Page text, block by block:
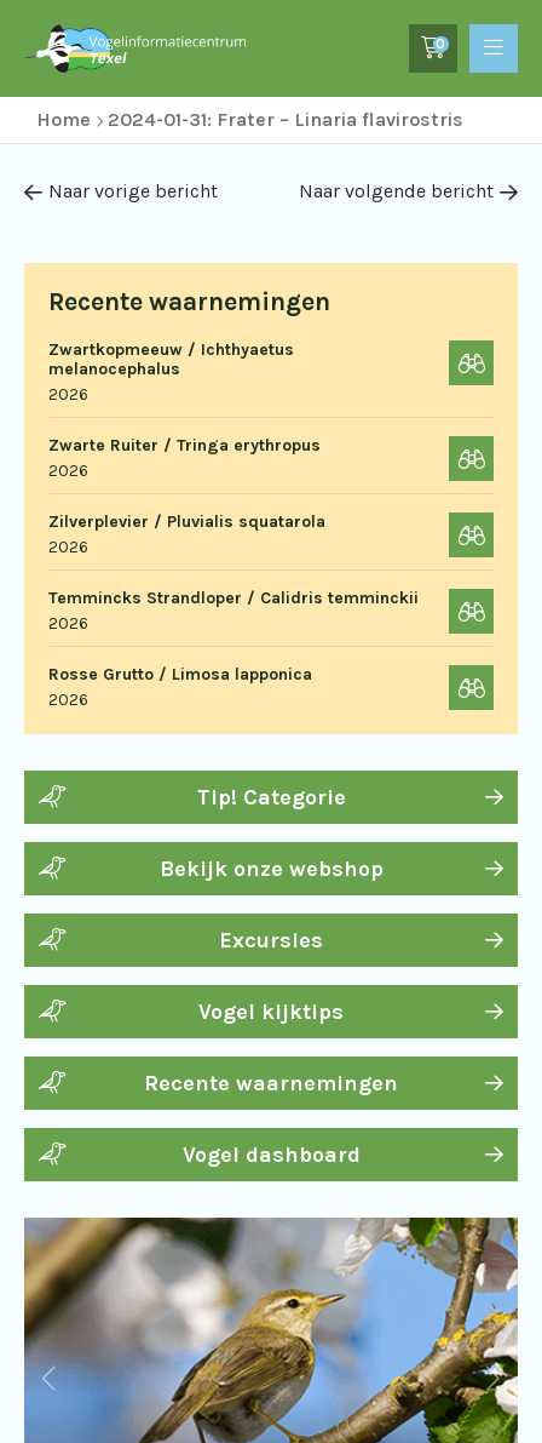
0
Home 2024-01-31: Frater – Linaria flavirostris
Recente waarnemingen
Zwartkopmeeuw / Ichthyaetus
melanocephalus
2026
Zwarte Ruiter / Tringa erythropus
2026
Zilverplevier / Pluvialis squatarola
2026
Temmincks Strandloper / Calidris temminckii
2026
Rosse Grutto / Limosa lapponica
2026
Tip! Categorie
Bekijk onze webshop
Excursies
Vogel kijktips
Recente waarnemingen
Vogel dashboard
Naar vorige bericht Naar volgende bericht